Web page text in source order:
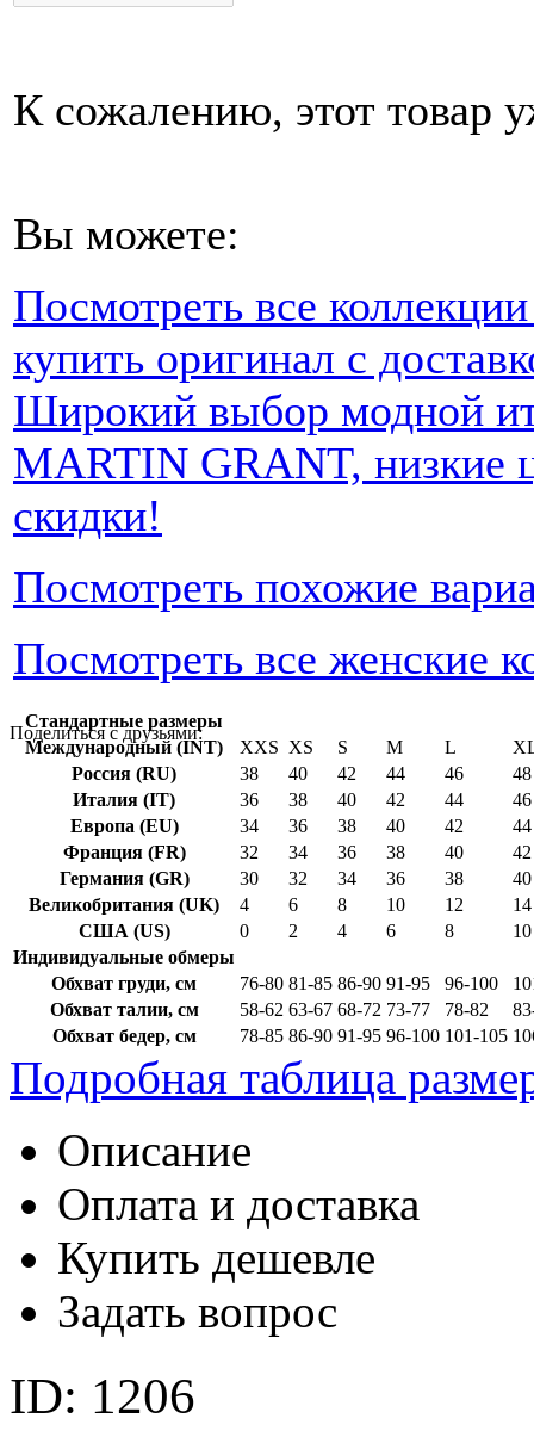
К сожалению, этот товар
Вы можете:
Посмотреть все
купить оригинал с
Широкий выбор модной
MARTIN GRANT, низкие
скидки!
Посмотреть похожие
Посмотреть все женские
Поделиться с друзьями:
Стандартные размеры
Международный (INT)
XXS XS S M L
Россия (RU)
38 40 42 44 46
48
Италия (IT)
36 38 40 42 44
46
Европа (EU)
34 36 38 40 42
44
Франция (FR)
32 34 36 38 40
42
Германия (GR)
30 32 34 36 38
40
Великобритания (UK)
4 6 8 10 12
14
США (US)
0 2 4 6 8
10
Индивидуальные обмеры
Обхват груди, см
76-80 81-85 86-90 91-95 96-100
Обхват талии, см
58-62 63-67 68-72 73-77 78-82
Обхват бедер, см
78-85 86-90 91-95 96-100 101-105
Подробная таблица
Описание
Оплата и доставка
Купить дешевле
Задать вопрос
ID: 1206